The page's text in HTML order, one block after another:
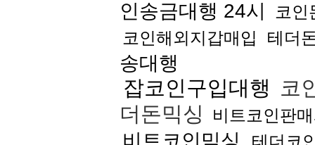
인송금대행 24시
코인
코인해외지갑매입
테더
송대행
잡코인구입대행
코
더돈믹싱
비트코인판
비트코인믹싱 테더코